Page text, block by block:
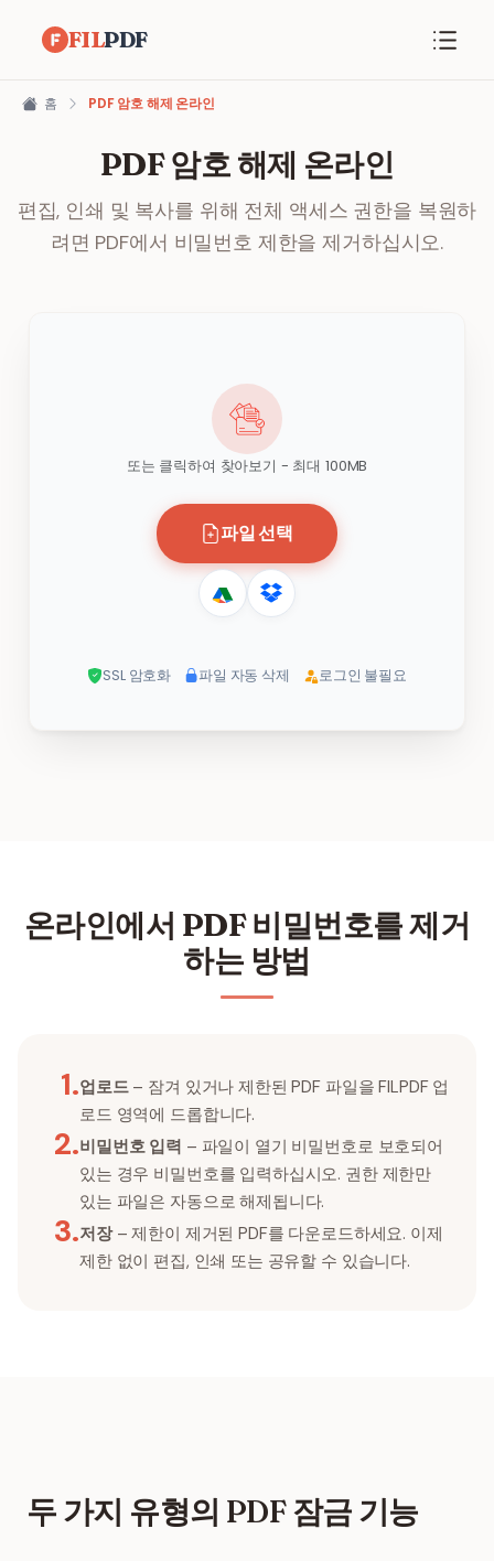
FILPDF
홈 PDF 암호 해제 온라인
PDF 암호 해제 온라인
편집, 인쇄 및 복사를 위해 전체 액세스 권한을 복원하
려면 PDF에서 비밀번호 제한을 제거하십시오.
또는 클릭하여 찾아보기 - 최대 100MB
파일 선택
SSL 암호화 파일 자동 삭제 로그인 불필요
온라인에서 PDF 비밀번호를 제거
하는 방법
1.업로드– 잠겨 있거나 제한된 PDF 파일을 FILPDF 업
로드 영역에 드롭합니다.
2.비밀번호 입력 – 파일이 열기 비밀번호로 보호되어
있는 경우 비밀번호를 입력하십시오. 권한 제한만
있는 파일은 자동으로 해제됩니다.
3.저장– 제한이 제거된 PDF를 다운로드하세요. 이제
제한 없이 편집, 인쇄 또는 공유할 수 있습니다.
두 가지 유형의 PDF 잠금 기능